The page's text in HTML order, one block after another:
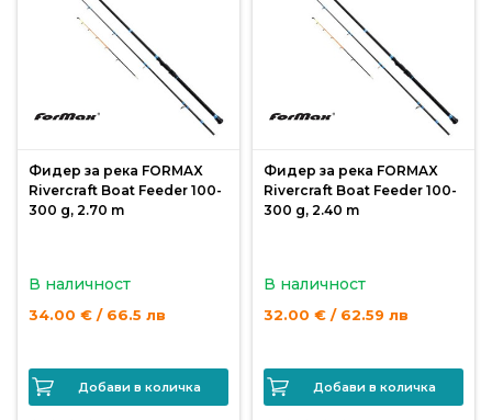
Плувки
риболов
риболов
Фидер за река FORMAX
Rivercraft Boat Feeder 100-
300 g, 2.70 m
В наличност
34.00 € / 66.5 лв
Добави в количка
Фидер за река FORMAX
Rivercraft Boat Feeder 100-
300 g, 2.40 m
В наличност
32.00 € / 62.59 лв
Добави в количка